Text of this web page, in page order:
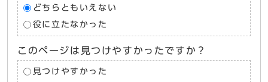
どちらともいえない
役に立たなかった
このページは見つけやすかったですか？
見つけやすかった